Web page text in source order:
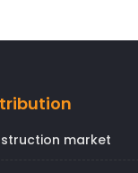
market